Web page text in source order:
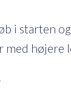
i starten
med højere